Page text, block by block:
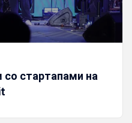
со стартапами на